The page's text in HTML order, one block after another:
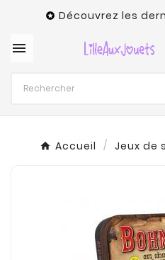
 Découvrez les

Accueil Jeux de